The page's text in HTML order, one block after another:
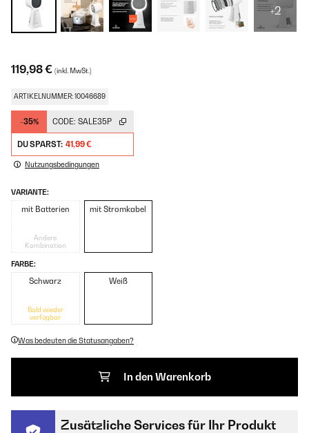
+2
119,98 € (inkl. MwSt.)
ARTIKELNUMMER: 10046689
-35% CODE: SALE35P
DU SPARST: 41,99 €
Nutzungsbedingungen
VARIANTE:
mit Batterien
Andere
Kombination
mit Stromkabel
FARBE:
Schwarz
Bald wieder
verfügbar
Weiß
Was bedeuten die Statusangaben?
In den Warenkorb
Zusätzliche Services für Ihr Produkt